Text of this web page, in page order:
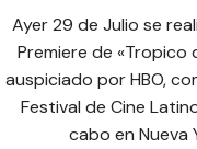
Ayer 29 de Julio se
Premiere de «Tropico
auspiciado por HBO,
Festival de Cine
cabo en Nueva